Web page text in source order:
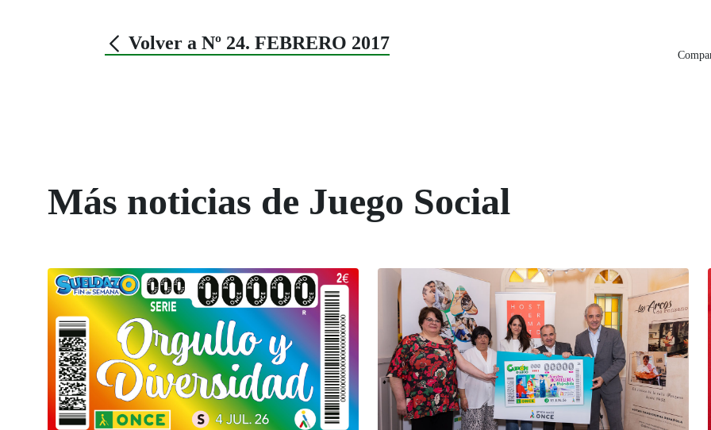
Volver a Nº 24. FEBRERO 2017
Más noticias de Juego Social